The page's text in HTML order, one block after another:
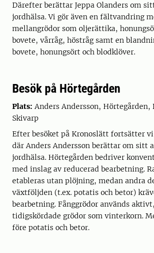
Därefter berättar Jeppa Olanders om
jordhälsa. Vi gör även en fältvandring
mellangrödor som oljerättika,
bovete, vårråg, höstråg samt en
bovete, honungsört och blodklöver.
Besök på Hörtegården
Plats:Anders Andersson, Hörtegården,
Skivarp
Efter besöket på Kronoslätt fortsätter
där Anders Andersson berättar om sitt
jordhälsa. Hörtegården bedriver
med inslag av reducerad bearbetning.
etableras utan plöjning, medan andra
växtföljden (t.ex. potatis och betor)
bearbetning. Fånggrödor används
tidigskördade grödor som vinterkorn.
före potatis och betor.